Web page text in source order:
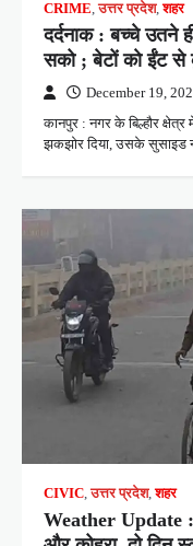
CRIME,उत्तर प्रदेश,शहर
दर्दनाक : बच्चे उतने
सको ; बेटों काे ईंट से
December 19,
कानपुर : नगर के बिल्हौर
झकझोर दिया, उसके सुसाइड
CIVIC ,उत्तर प्रदेश,शहर
Weather Update :